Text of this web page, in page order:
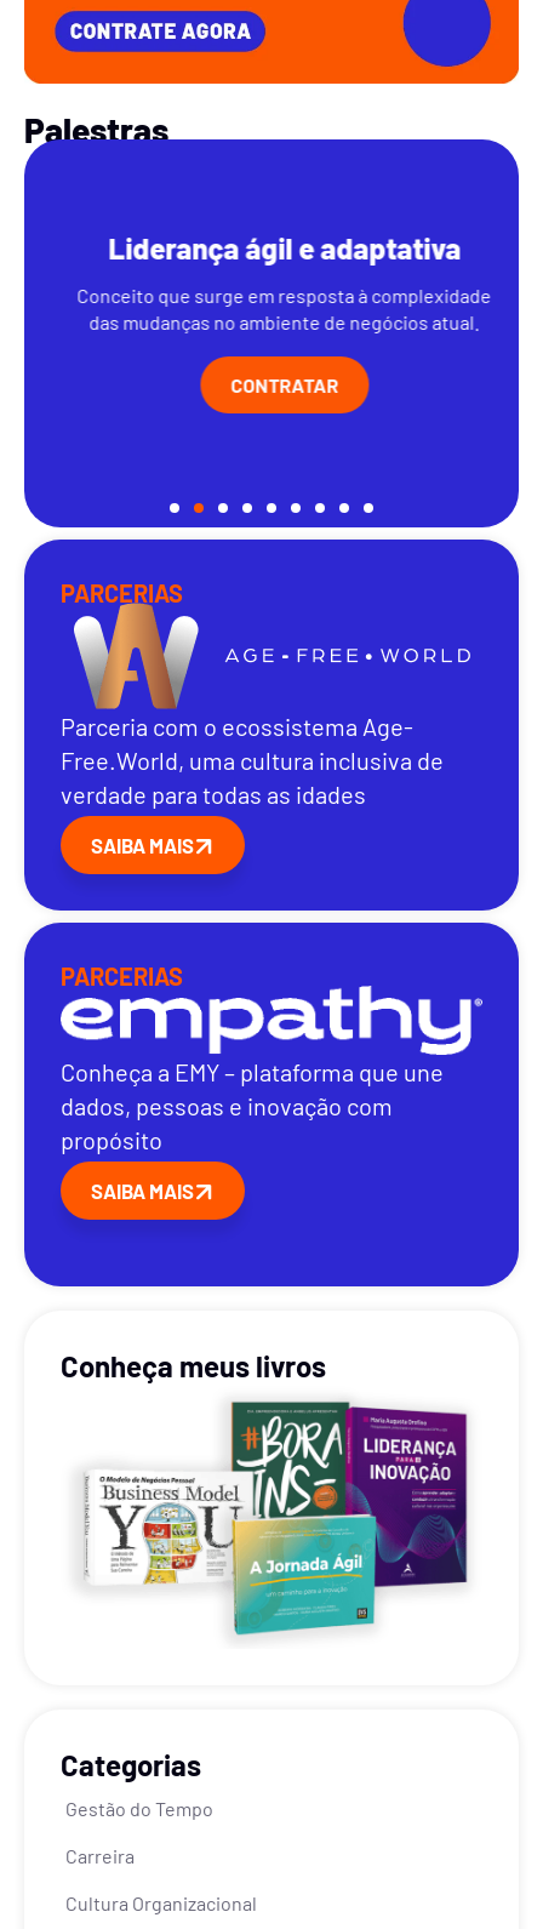
Palestras
Liderança ágil e adaptativa
Conceito que surge em resposta à complexidade
das mudanças no ambiente de negócios atual.
CONTRATAR
PARCERIAS
Parceria com o ecossistema Age-
Free.World, uma cultura inclusiva de
verdade para todas as idades
SAIBA MAIS
PARCERIAS
Conheça a EMY – plataforma que une
dados, pessoas e inovação com
propósito
SAIBA MAIS
Conheça meus livros
Categorias
Gestão do Tempo
Carreira
Cultura Organizacional